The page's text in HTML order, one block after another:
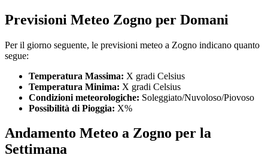
Previsioni Meteo Zogno per Domani
Per il giorno seguente, le previsioni meteo a Zogno indicano quanto
segue:
Temperatura Massima: X gradi Celsius
Temperatura Minima: X gradi Celsius
Condizioni meteorologiche: Soleggiato/Nuvoloso/Piovoso
Possibilità di Pioggia: X%
Andamento Meteo a Zogno per la
Settimana